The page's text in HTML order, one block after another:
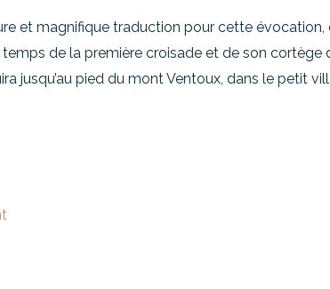
et magnifique traduction pour cette
de la première croisade et de son cortège
jusqu’au pied du mont Ventoux, dans le petit